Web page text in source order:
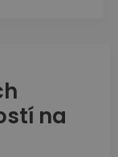
na